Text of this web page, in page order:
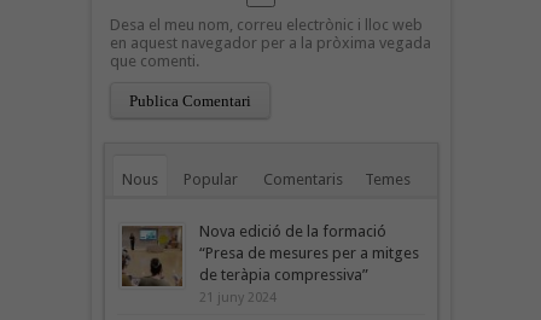
Desa el meu nom, correu electrònic i lloc web
en aquest navegador per a la pròxima vegada
que comenti.
Nous Popular Comentaris Temes
Nova edició de la formació
“Presa de mesures per a mitges
de teràpia compressiva”
21 juny 2024